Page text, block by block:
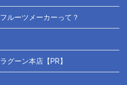
ルーツメーカーって？
グーン本店【PR】